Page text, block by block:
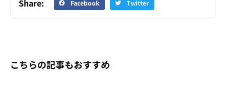
Share: Facebook Twitter
こちらの記事もおすすめ